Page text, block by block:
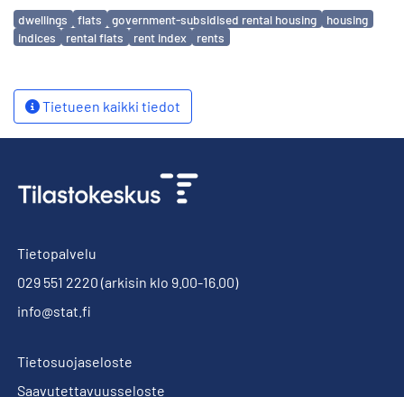
Avainsanat
dwellings flats government-subsidised rental housing
housing
indices
rental flats rent index rents
Tietueen kaikki tiedot
Tietopalvelu
029 551 2220 (arkisin klo 9.00-16.00)
info@stat.fi
Tietosuojaseloste
Saavutettavuusseloste